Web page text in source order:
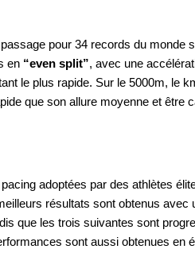
pour 34 records du
en “even split”, avec une
le plus rapide. Sur le 5000m, le
que son allure moyenne et
adoptées par des athlètes
résultats sont obtenus avec
que les trois suivantes sont
sont aussi obtenues